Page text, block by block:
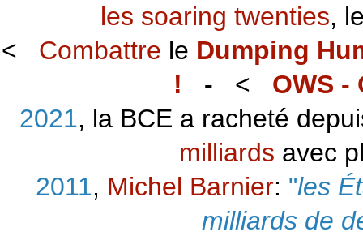
les soaring twenties,
< Combattre le Dumping
! - < OWS -
2021, la BCE a racheté
milliards avec
2011, Michel Barnier: "les
milliards de